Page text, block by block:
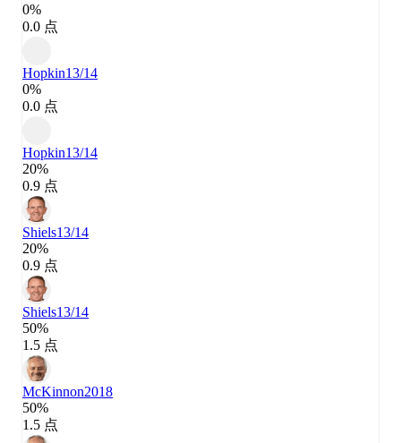
0%
0.0 点
Hopkin13/14
0%
0.0 点
Hopkin13/14
20%
0.9 点
Shiels13/14
20%
0.9 点
Shiels13/14
50%
1.5 点
McKinnon2018
50%
1.5 点